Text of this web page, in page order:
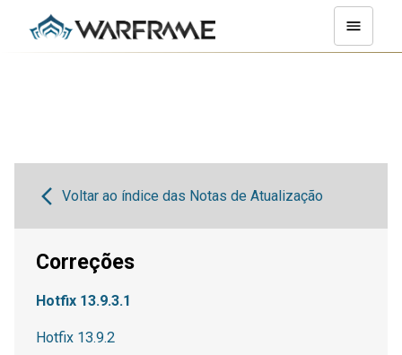
Voltar ao índice das Notas de Atualização
Correções
Hotfix 13.9.3.1
Hotfix 13.9.2